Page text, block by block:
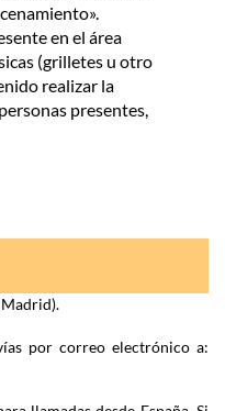
en el área
(grilletes u otro
realizar la
presentes,
por correo electrónico a: